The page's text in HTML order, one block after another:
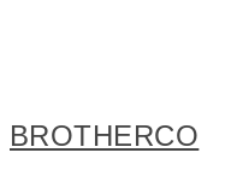
BROTHERCO